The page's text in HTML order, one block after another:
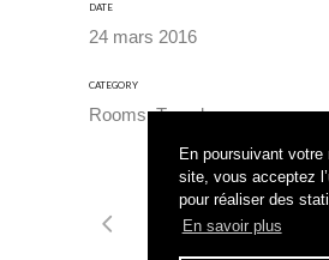
En poursuivant
site, vous acceptez
pour réaliser des
En savoir plus
DATE
24 mars 2016
CATEGORY
Rooms, Travel